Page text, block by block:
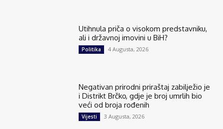
Utihnula priča o visokom predstavniku,
ali i državnoj imovini u BiH?
Politika 4 Augusta, 2026
Negativan prirodni priraštaj zabilježio je
i Distrikt Brčko, gdje je broj umrlih bio
veći od broja rođenih
Vijesti 3 Augusta, 2026